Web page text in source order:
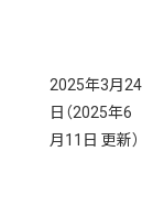
2025年3月24
日 （2025年6
月11日 更新）